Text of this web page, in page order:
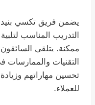
يضمن فريق تكسي بنيد
التدريب المناسب
ممكنة. يتلقى
التقنيات
تحسين مهاراتهم
للعملاء.